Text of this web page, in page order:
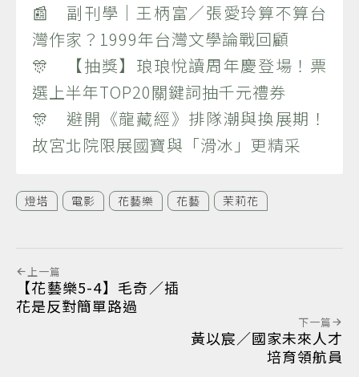
📰 副刊學｜王柄富／張愛玲算不算台
灣作家？1999年台灣文學論戰回顧
🎊 【抽獎】琅琅悅讀周年慶登場！票
選上半年TOP20關鍵詞抽千元禮券
🎊 避開《龍藏經》排隊潮與換展期！
故宮北院限展國寶與「滑冰」更精采
燈塔 電影 花藝樂 花藝 茉莉花
上一篇
【花藝樂5-4】毛奇／插
花是反對簡單路過
下一篇
黃以宸／國家未來人才
培育領航員